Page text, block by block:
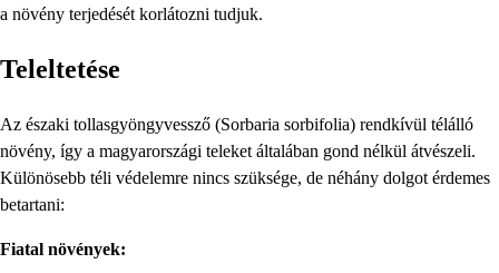
a növény terjedését korlátozni tudjuk.
Teleltetése
Az északi tollasgyöngyvessző (Sorbaria sorbifolia) rendkívül télálló
növény, így a magyarországi teleket általában gond nélkül átvészeli.
Különösebb téli védelemre nincs szüksége, de néhány dolgot érdemes
betartani:
Fiatal növények: